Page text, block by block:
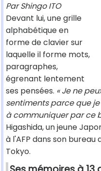
Par Shingo ITO
Devant lui, une grille
alphabétique en
forme de clavier sur
laquelle il forme mots,
paragraphes,
égrenant lentement
ses pensées. « Je ne
sentiments parce que
à communiquer par ce
Higashida, un jeune
à l'AFP dans son bureau
Tokyo.